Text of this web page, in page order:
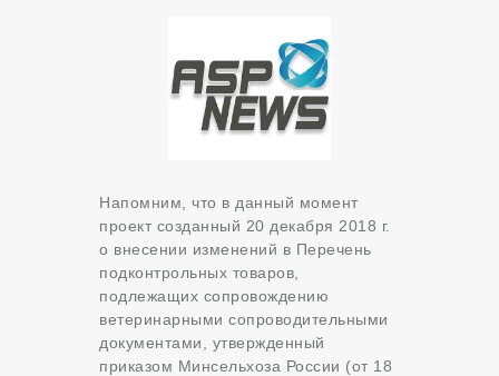
Напомним, что в данный момент
проект созданный 20 декабря 2018 г.
о внесении изменений в Перечень
подконтрольных товаров,
подлежащих сопровождению
ветеринарными сопроводительными
документами, утвержденный
приказом Минсельхоза России (от 18